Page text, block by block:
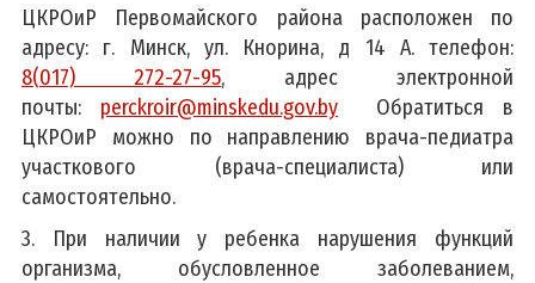
ЦКРОиР Первомайского района расположен по
адресу: г. Минск, ул. Кнорина, д 14 А. телефон:
8(017) 272-27-95, адрес электронной
почты: perckroir@minskedu.gov.by Обратиться в
ЦКРОиР можно по направлению врача-педиатра
участкового (врача-специалиста) или
самостоятельно.
3. При наличии у ребенка нарушения функций
организма, обусловленное заболеванием,